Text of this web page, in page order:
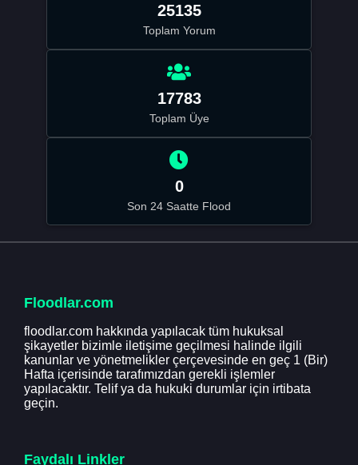
25135
Toplam Yorum
17783
Toplam Üye
0
Son 24 Saatte Flood
Floodlar.com
floodlar.com hakkında yapılacak tüm hukuksal
şikayetler bizimle iletişime geçilmesi halinde ilgili
kanunlar ve yönetmelikler çerçevesinde en geç 1 (Bir)
Hafta içerisinde tarafımızdan gerekli işlemler
yapılacaktır. Telif ya da hukuki durumlar için irtibata
geçin.
Faydalı Linkler